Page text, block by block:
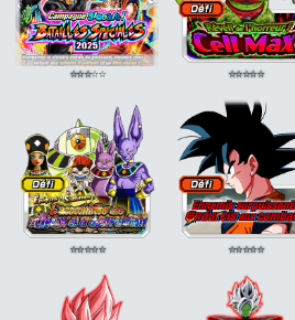
⭐⭐⭐⭐⭐ ⭐⭐⭐⭐⭐
⭐⭐⭐⭐⭐ ⭐⭐⭐⭐⭐